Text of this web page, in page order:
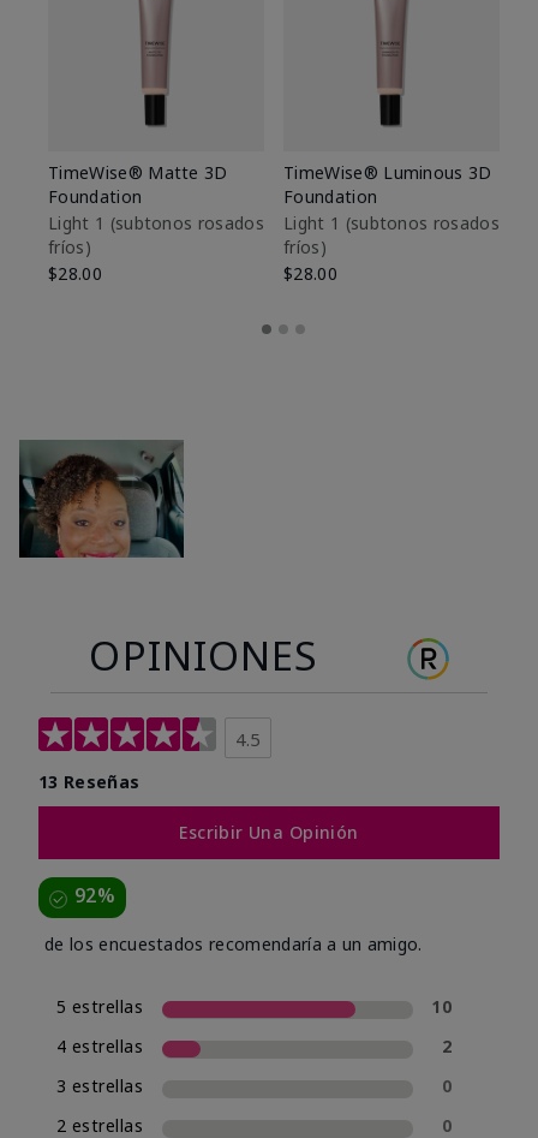
TimeWise® Matte 3D
Foundation
Light 1​ (subtonos rosados
fríos)
$28.00
TimeWise® Luminous 3D
Foundation
Light 1​ (subtonos rosados
fríos)
$28.00
OPINIONES
4.5
13 Reseñas
Escribir Una Opinión
92%
de los encuestados recomendaría a un amigo.
5 estrellas
10
4 estrellas
2
3 estrellas
0
2 estrellas
0